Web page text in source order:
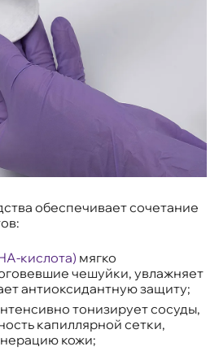
обеспечивает сочетание
кислота) мягко
чешуйки, увлажняет
антиоксидантную защиту;
тонизирует сосуды,
капиллярной сетки,
кожи;